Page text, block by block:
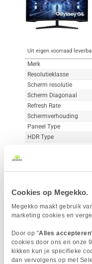
Cookies op Megekko.
Megekko maakt gebruik
marketing cookies en
Door op "Alles accepteren
cookies door ons en onze
kikken kun je specifieke
dan vervolgens op met
Uit eigen voorraad
Merk
Resolutieklasse
Scherm resolutie
Scherm Diagonaal
Refresh Rate
Schermverhouding
Paneel Type
HDR Type
Vergelijk product
MSI MAG 242C
Curved VA
2